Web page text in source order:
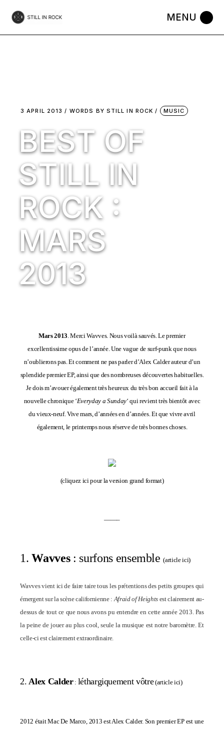
the
3 APRIL 2013 WORDS BY STILL IN ROCK MUSIC
BEST OF
STILL IN
ROCK :
MARS
2013
Mars 2013. Merci Wavves. Nous voilà sauvés. Le premier
excellentissime opus de l’année. Une vague de surf-punk que nous
n’oublierons pas. Et comment ne pas parler d’Alex Calder auteur d’un
splendide premier EP, ainsi que des nombreuses découvertes habituelles.
Je dois m’avouer également très heureux du très bon accueil fait à la
nouvelle chronique ‘Everyday a Sunday‘ qui revient très bientôt avec
du vieux-neuf. Vive mars, d’années en d’années. Et que vivre avril
également, le printemps nous réserve de très bonnes choses.
(cliquez ici pour la version grand format)
——–
1. Wavves: surfons ensemble (article ici)
Wavves vient ici de faire taire tous les prétentions des petits groupes qui
émergent sur la scène californienne : Afraid of Heights est clairement au-
dessus de tout ce que nous avons pu entendre en cette année 2013. Pas
la peine de jouer au plus cool, seule la musique est notre baromètre. Et
celle-ci est clairement extraordinaire.
2. Alex Calder: léthargiquement vôtre(article ici)
2012 était Mac De Marco, 2013 est Alex Calder. Son premier EP est une